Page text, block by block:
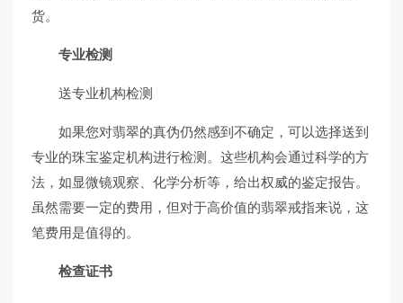
货。
专业检测
送专业机构检测
如果您对翡翠的真伪仍然感到不确定，可以选择送到
专业的珠宝鉴定机构进行检测。这些机构会通过科学的方
法，如显微镜观察、化学分析等，给出权威的鉴定报告。
虽然需要一定的费用，但对于高价值的翡翠戒指来说，这
笔费用是值得的。
检查证书